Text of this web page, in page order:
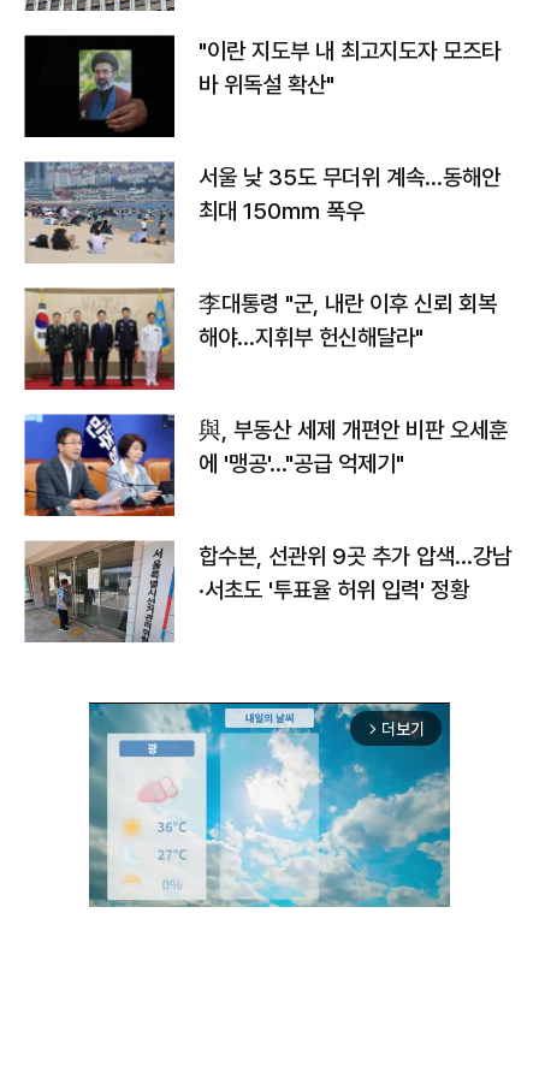
"이란 지도부 내 최고지도자 모즈타
바 위독설 확산"
서울 낮 35도 무더위 계속…동해안
최대 150㎜ 폭우
李대통령 "군, 내란 이후 신뢰 회복
해야…지휘부 헌신해달라"
與, 부동산 세제 개편안 비판 오세훈
에 '맹공'…"공급 억제기"
합수본, 선관위 9곳 추가 압색…강남
·서초도 '투표율 허위 입력' 정황
arrow_forward_ios 더보기